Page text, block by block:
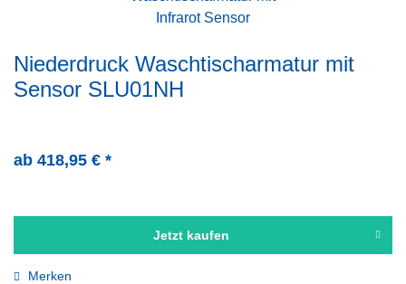
Niederdruck Waschtischarmatur mit
Sensor SLU01NH
ab 418,95 € *
Jetzt kaufen
Merken